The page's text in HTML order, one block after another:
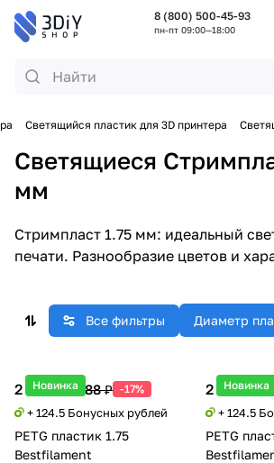
8 (800) 500-45-93
пн-пт 09:00—18:00
Светящийся пластик для 3D принтера
Светящиеся
мм
Стримпласт 1.75 мм: идеальный
печати. Разнообразие цветов и
Все фильтры Диаметр
Новинка
2 490 ₽2 988 ₽ -17%
+ 124.5 Бонусных рублей
PETG пластик 1.75
Bestfilament
Новинка
2 490 ₽2
+ 124.5
PETG